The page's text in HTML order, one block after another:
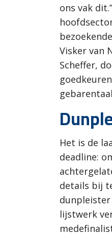
ons vak
Visker van
Scheffer,
Het is de
deadline:
details bij
lijstwerk